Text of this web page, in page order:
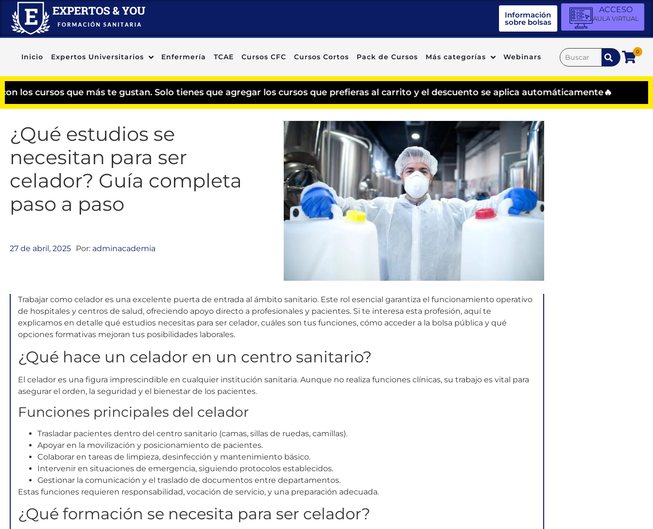
Información
sobre bolsas
ACCESO
AULA VIRTUAL
Inicio Expertos Universitarios Enfermería TCAE Cursos CFC Cursos Cortos Pack de Cursos Más categorías Webinars
0
que más te gustan. Solo tienes que agregar los cursos que prefieras al carrito y el descuento se aplica automáticamente🔥
¿Qué estudios se
necesitan para ser
celador? Guía completa
paso a paso
27 de abril, 2025 Por: adminacademia
Trabajar como celador es una excelente puerta de entrada al ámbito sanitario. Este rol esencial garantiza el funcionamiento operativo
de hospitales y centros de salud, ofreciendo apoyo directo a profesionales y pacientes. Si te interesa esta profesión, aquí te
explicamos en detalle qué estudios necesitas para ser celador, cuáles son tus funciones, cómo acceder a la bolsa pública y qué
opciones formativas mejoran tus posibilidades laborales.
¿Qué hace un celador en un centro sanitario?
El celador es una figura imprescindible en cualquier institución sanitaria. Aunque no realiza funciones clínicas, su trabajo es vital para
asegurar el orden, la seguridad y el bienestar de los pacientes.
Funciones principales del celador
Trasladar pacientes dentro del centro sanitario (camas, sillas de ruedas, camillas).
Apoyar en la movilización y posicionamiento de pacientes.
Colaborar en tareas de limpieza, desinfección y mantenimiento básico.
Intervenir en situaciones de emergencia, siguiendo protocolos establecidos.
Gestionar la comunicación y el traslado de documentos entre departamentos.
Estas funciones requieren responsabilidad, vocación de servicio, y una preparación adecuada.
¿Qué formación se necesita para ser celador?